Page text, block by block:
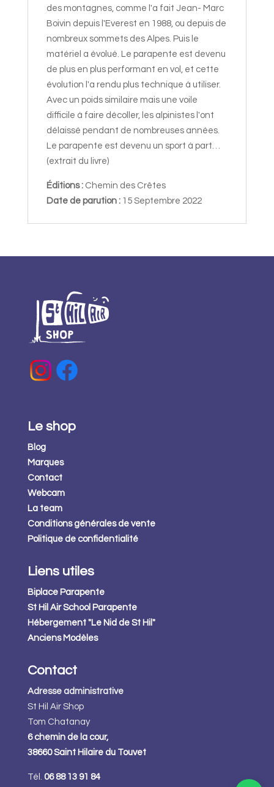
des montagnes, comme l'a fait Jean- Marc
Boivin depuis l'Everest en 1988, ou depuis de
nombreux sommets des Alpes. Puis le
matériel a évolué. Le parapente est devenu
de plus en plus performant en vol, et cette
évolution l'a rendu plus technique à utiliser.
Avec un poids similaire mais une voile
difficile à faire décoller, les alpinistes l'ont
délaissé pendant de nombreuses années.
Le parapente est devenu un sport à part…
(extrait du livre)
Éditions :Chemin des Crêtes
Date de parution :15 Septembre 2022
Le shop
Blog
Marques
Contact
Webcam
La team
Conditions générales de vente
Politique de confidentialité
Liens utiles
Biplace Parapente
St Hil Air School Parapente
Hébergement "Le Nid de St Hil"
Anciens Modèles
Contact
Adresse administrative
St Hil Air Shop
Tom Chatanay
6 chemin de la cour,
38660 Saint Hilaire du Touvet
Tél. 06 88 13 91 84